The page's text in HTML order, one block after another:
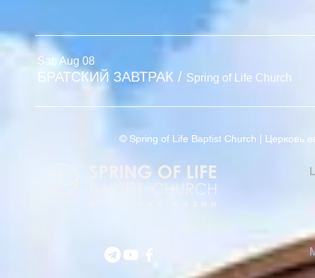
Sat, Aug 08
БРАТСКИЙ ЗАВТРАК / Spring of Life Church
© Spring of Life Baptist Church | Церковь